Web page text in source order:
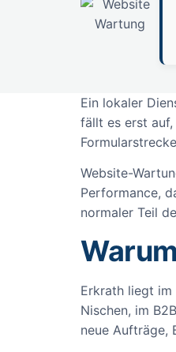
Ein lokaler
fällt es erst
Website-
Performance,
normaler Teil
Erkrath liegt
Nischen, im
neue Aufträge,